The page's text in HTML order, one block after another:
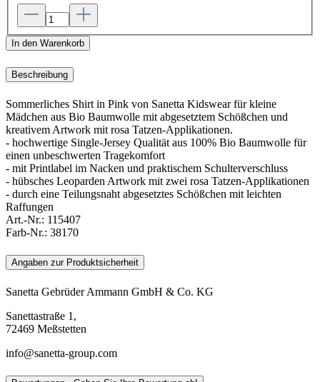
In den Warenkorb
Beschreibung
Sommerliches Shirt in Pink von Sanetta Kidswear für kleine
Mädchen aus Bio Baumwolle mit abgesetztem Schößchen und
kreativem Artwork mit rosa Tatzen-Applikationen.
- hochwertige Single-Jersey Qualität aus 100% Bio Baumwolle für
einen unbeschwerten Tragekomfort
- mit Printlabel im Nacken und praktischem Schulterverschluss
- hübsches Leoparden Artwork mit zwei rosa Tatzen-Applikationen
- durch eine Teilungsnaht abgesetztes Schößchen mit leichten
Raffungen
Art.-Nr.: 115407
Farb-Nr.: 38170
Angaben zur Produktsicherheit
Sanetta Gebrüder Ammann GmbH & Co. KG
Sanettastraße 1,
72469 Meßstetten
info@sanetta-group.com